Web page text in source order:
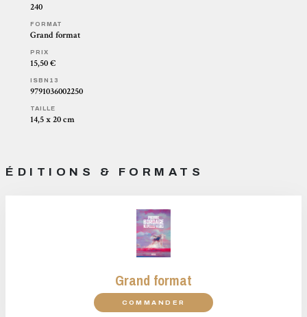
240
FORMAT
Grand format
PRIX
15,50 €
ISBN13
9791036002250
TAILLE
14,5 x 20 cm
ÉDITIONS & FORMATS
Grand format
COMMANDER